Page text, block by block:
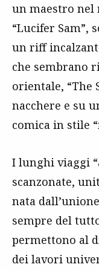
un maestro nel
“Lucifer Sam”,
un riff
che sembrano
orientale, “The
nacchere e su
comica in stile
I lunghi viaggi
scanzonate,
nata
sempre del
permettono al
dei lavori